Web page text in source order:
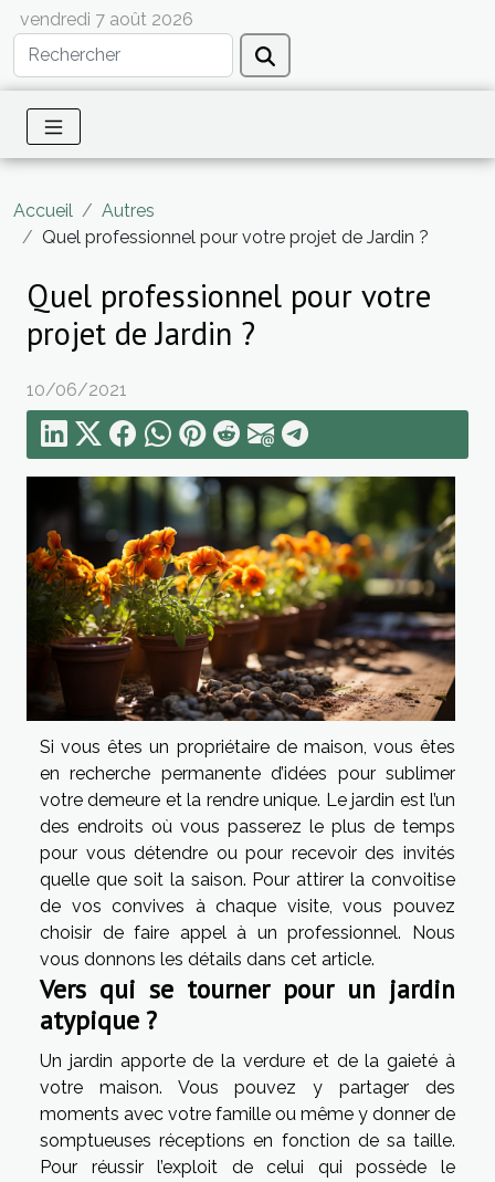
vendredi 7 août 2026
Accueil
Autres
Quel professionnel pour votre projet de Jardin ?
Quel professionnel pour votre
projet de Jardin ?
10/06/2021
Si vous êtes un propriétaire de maison, vous êtes
en recherche permanente d’idées pour sublimer
votre demeure et la rendre unique. Le jardin est l’un
des endroits où vous passerez le plus de temps
pour vous détendre ou pour recevoir des invités
quelle que soit la saison. Pour attirer la convoitise
de vos convives à chaque visite, vous pouvez
choisir de faire appel à un professionnel. Nous
vous donnons les détails dans cet article.
Vers qui se tourner pour un jardin
atypique ?
Un jardin apporte de la verdure et de la gaieté à
votre maison. Vous pouvez y partager des
moments avec votre famille ou même y donner de
somptueuses réceptions en fonction de sa taille.
Pour réussir l’exploit de celui qui possède le